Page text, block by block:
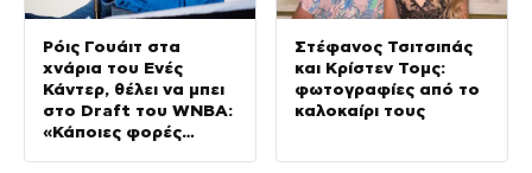
Ρόις Γουάιτ στα
χνάρια του Ενές
Κάντερ, θέλει να μπει
στο Draft του WNBA:
«Κάποιες φορές
Στέφανος Τσιτσιπάς
και Κρίστεν Τομς:
φωτογραφίες από το
καλοκαίρι τους